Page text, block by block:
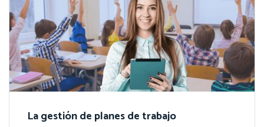
La gestión de planes de trabajo